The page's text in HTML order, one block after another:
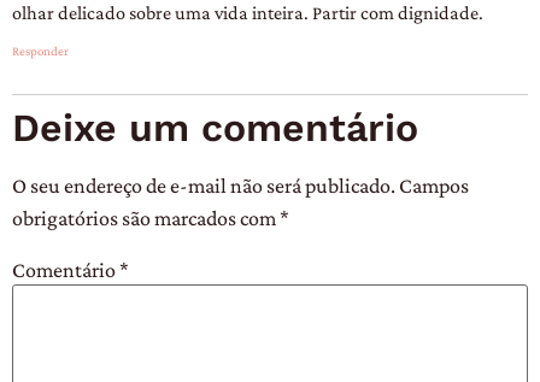
olhar delicado sobre uma vida inteira. Partir com dignidade.
Responder
Deixe um comentário
O seu endereço de e-mail não será publicado. Campos
obrigatórios são marcados com *
Comentário*